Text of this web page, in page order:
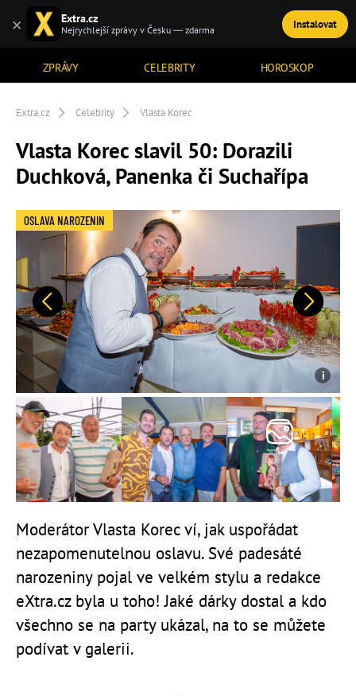
ZPRÁVY CELEBRITY HOROSKOP
TÉMATA
Extra.cz Celebrity Vlasta Korec
Vlasta Korec slavil 50: Dorazili
Duchková, Panenka či Suchařípa
Předchozí Další
OSLAVA NAROZENIN
Moderátor Vlasta Korec ví, jak uspořádat
nezapomenutelnou oslavu. Své padesáté
narozeniny pojal ve velkém stylu a redakce
eXtra.cz byla u toho! Jaké dárky dostal a kdo
všechno se na party ukázal, na to se můžete
podívat v galerii.
× Extra.cz
Nejrychlejší zprávy v Česku — zdarma Instalovat